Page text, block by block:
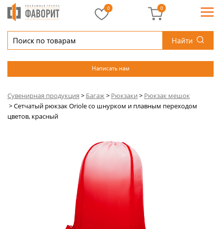
Найти
Написать нам
0 0
Сувенирная продукция > Багаж > Рюкзаки > Рюкзак мешок
>Сетчатый рюкзак Oriole со шнурком и плавным переходом
цветов, красный